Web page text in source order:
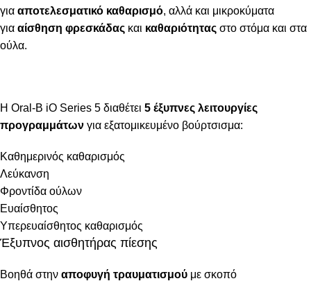
για αποτελεσματικό καθαρισμό, αλλά και μικροκύματα
για αίσθηση φρεσκάδας και καθαριότητας στο στόμα και στα
ούλα.
Η Oral-B iO Series 5 διαθέτει 5 έξυπνες λειτουργίες
προγραμμάτων για εξατομικευμένο βούρτσισμα:
Καθημερινός καθαρισμός
Λεύκανση
Φροντίδα ούλων
Ευαίσθητος
Υπερευαίσθητος καθαρισμός
Έξυπνος αισθητήρας πίεσης
Βοηθά στην αποφυγή τραυματισμού με σκοπό